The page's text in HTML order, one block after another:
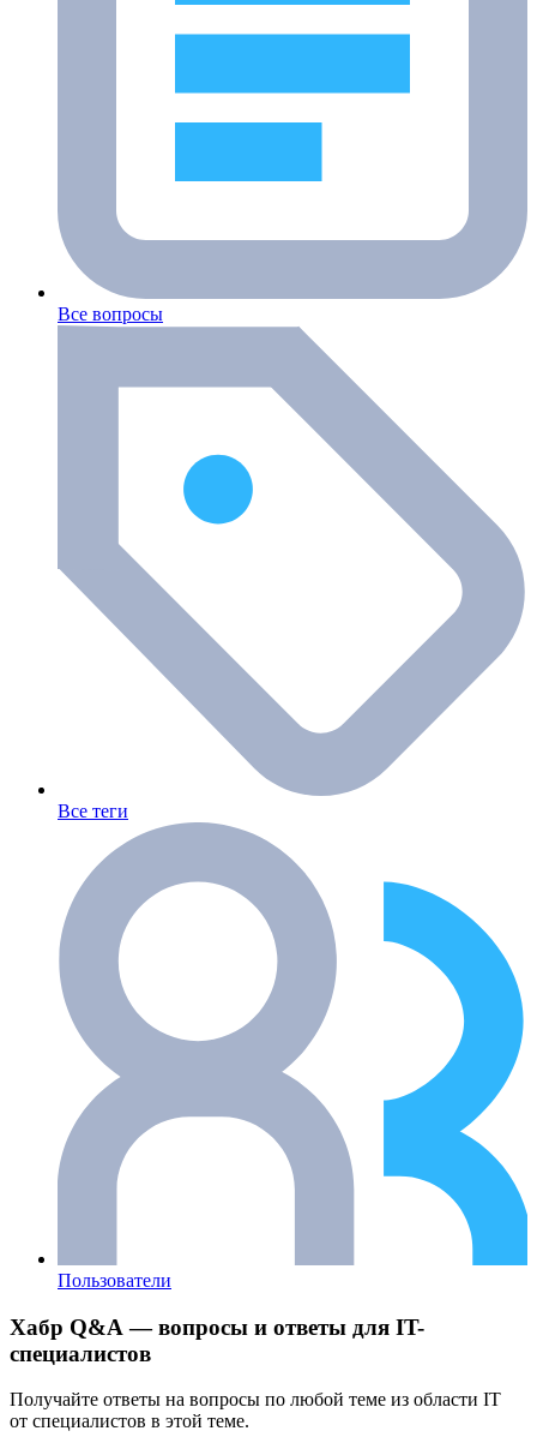
Все вопросы
Все теги
Пользователи
Хабр Q&A — вопросы и ответы для IT-
специалистов
Получайте ответы на вопросы по любой теме из области IT
от специалистов в этой теме.